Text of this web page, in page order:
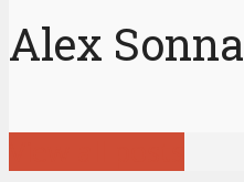
Alex Sonna